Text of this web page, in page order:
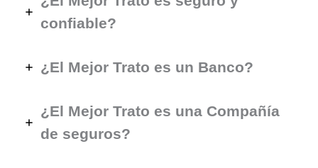
confiable?
¿El Mejor Trato es un Banco?
¿El Mejor Trato es una Compañía
de seguros?